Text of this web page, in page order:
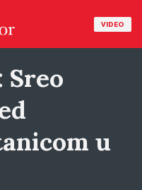
VIDEO
Sreo
u